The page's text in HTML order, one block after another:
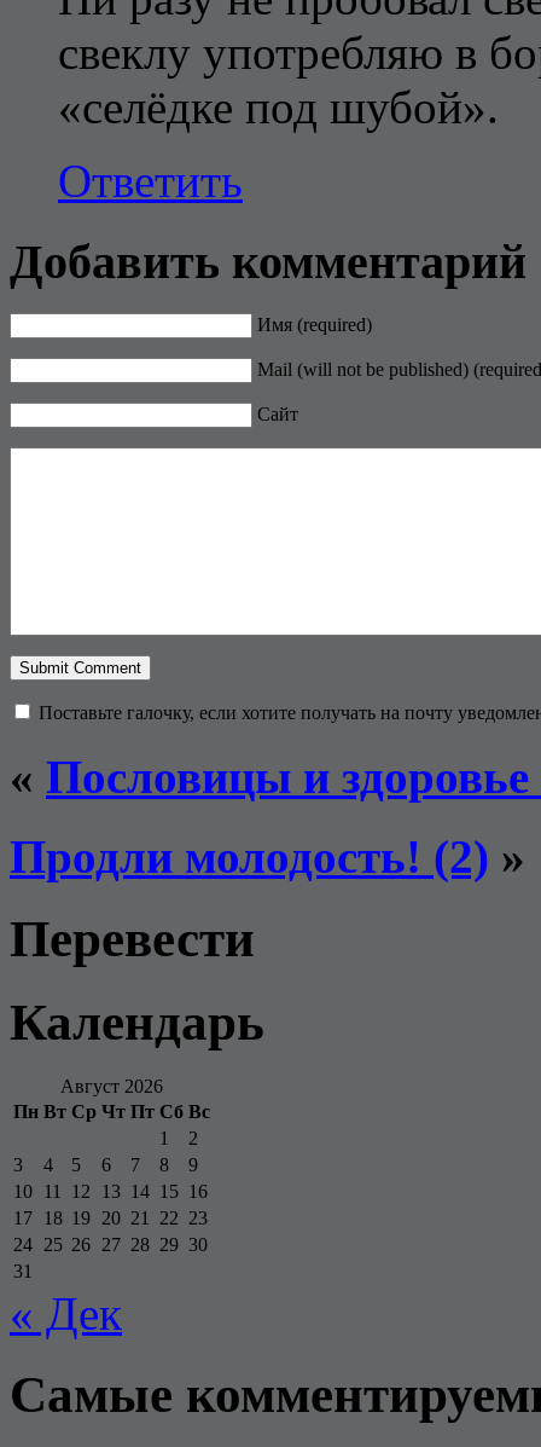
свеклу употребляю в
«селёдке под шубой».
Ответить
Добавить комментарий
Имя (required)
Mail (will not be published)
Сайт
Поставьте галочку, если хотите получать на почту
« Пословицы и здоровье
Продли молодость! (2) »
Перевести
Календарь
Август 2026
Пн Вт Ср Чт Пт Сб Вс
1
2
3
4 5 6 7 8
9
10 11 12 13 14 15 16
17 18 19 20 21 22 23
24 25 26 27 28 29 30
31
« Дек
Самые